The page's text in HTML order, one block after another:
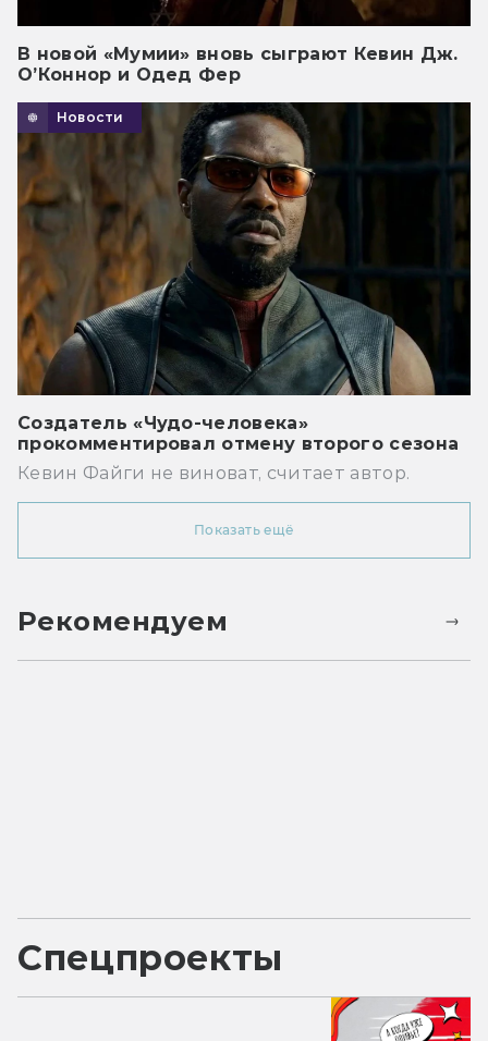
В новой «Мумии» вновь сыграют Кевин Дж.
О’Коннор и Одед Фер
Новости
Создатель «Чудо-человека»
прокомментировал отмену второго сезона
Кевин Файги не виноват, считает автор.
Показать ещё
Рекомендуем
Спецпроекты